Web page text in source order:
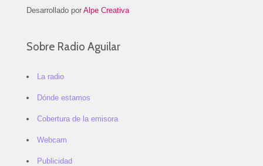
Desarrollado por Alpe Creativa
Sobre Radio Aguilar
La radio
Dónde estamos
Cobertura de la emisora
Webcam
Publicidad